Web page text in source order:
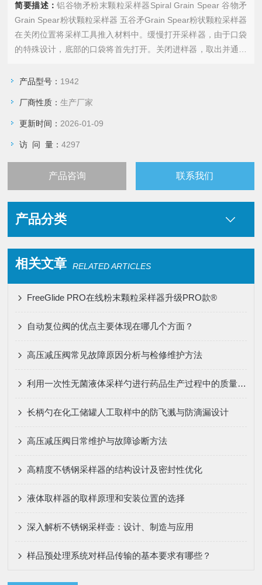
简要描述：铝谷物矛粉末颗粒采样器Spiral Grain Spear 谷物矛
Grain Spear粉状颗粒采样器 五谷矛Grain Spear粉状颗粒采样器
在关闭位置将采样工具推入材料中。缓慢打开采样器，由于口袋
的特殊设计，底部的口袋将首先打开。关闭进样器，取出并通过
产品型号： 1942
厂商性质：生产厂家
更新时间： 2026-01-09
访 问 量：4297
产品咨询 联系我们
产品分类
相关文章 RELATED ARTICLES
FreeGlide PRO在线粉末颗粒采样器升级PRO款®
自动复位阀的优点主要体现在哪几个方面？
高压减压阀常见故障原因分析与检修维护方法
利用一次性无菌液体采样勺进行药品生产过程中的质量控制
长柄勺在化工储罐人工取样中的防飞溅与防滴漏设计
高压减压阀日常维护与故障诊断方法
高精度不锈钢采样器的结构设计及密封性优化
液体取样器的取样原理和安装位置的选择
深入解析不锈钢采样壶：设计、制造与应用
样品预处理系统对样品传输的基本要求有哪些？